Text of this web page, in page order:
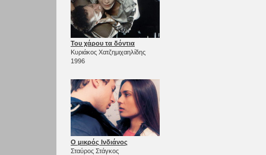
Του χάρου τα δόντια
Κυριάκος Χατζημιχαηλίδης
1996
Ο μικρός Ινδιάνος
Σταύρος Στάγκος